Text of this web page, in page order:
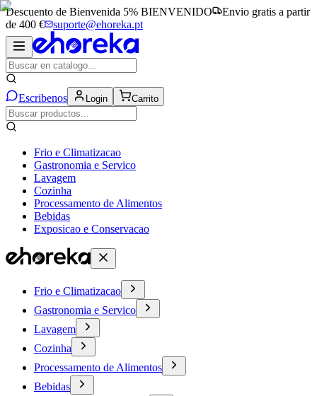
Descuento de Bienvenida 5% BIENVENIDO
Envio gratis a partir
de 400 €
suporte@ehoreka.pt
Escribenos Login Carrito
Frio e Climatizacao
Gastronomia e Servico
Lavagem
Cozinha
Processamento de Alimentos
Bebidas
Exposicao e Conservacao
Frio e Climatizacao
Gastronomia e Servico
Lavagem
Cozinha
Processamento de Alimentos
Bebidas